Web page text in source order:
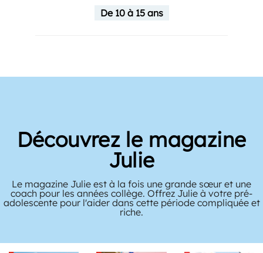
De 10 à 15 ans
Découvrez le magazine
Julie
Le magazine Julie est à la fois une grande sœur et une
coach pour les années collège. Offrez Julie à votre pré-
adolescente pour l'aider dans cette période compliquée et
riche.